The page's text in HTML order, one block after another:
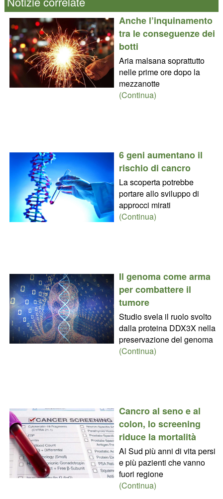
Anche l’inquinamento
tra le conseguenze dei
botti
Aria malsana soprattutto
nelle prime ore dopo la
mezzanotte
(Continua)
6 geni aumentano il
rischio di cancro
La scoperta potrebbe
portare allo sviluppo di
approcci mirati
(Continua)
Il genoma come arma
per combattere il
tumore
Studio svela il ruolo svolto
dalla proteina DDX3X nella
preservazione del genoma
(Continua)
Cancro al seno e al
colon, lo screening
riduce la mortalità
Al Sud più anni di vita persi
e più pazienti che vanno
fuori regione
(Continua)